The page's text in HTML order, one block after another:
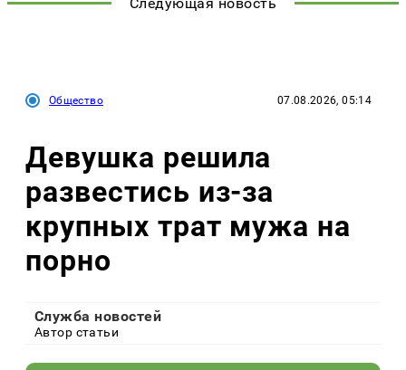
Общество 07.08.2026, 05:14
Девушка решила
развестись из-за
крупных трат мужа на
порно
Служба новостей
Автор статьи